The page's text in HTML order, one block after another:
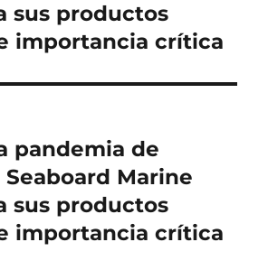
sus productos
importancia crítica
pandemia de
Seaboard Marine
sus productos
importancia crítica